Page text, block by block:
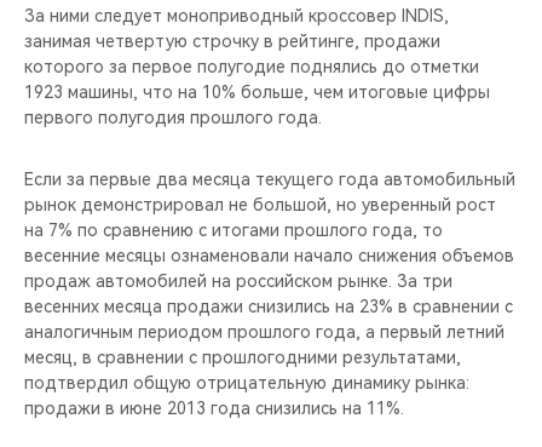
За ними следует моноприводный кроссовер INDIS,
занимая четвертую строчку в рейтинге, продажи
которого за первое полугодие поднялись до отметки
1923 машины, что на 10% больше, чем итоговые цифры
первого полугодия прошлого года.
Если за первые два месяца текущего года автомобильный
рынок демонстрировал не большой, но уверенный рост
на 7% по сравнению с итогами прошлого года, то
весенние месяцы ознаменовали начало снижения объемов
продаж автомобилей на российском рынке. За три
весенних месяца продажи снизились на 23% в сравнении с
аналогичным периодом прошлого года, а первый летний
месяц, в сравнении с прошлогодними результатами,
подтвердил общую отрицательную динамику рынка:
продажи в июне 2013 года снизились на 11%.